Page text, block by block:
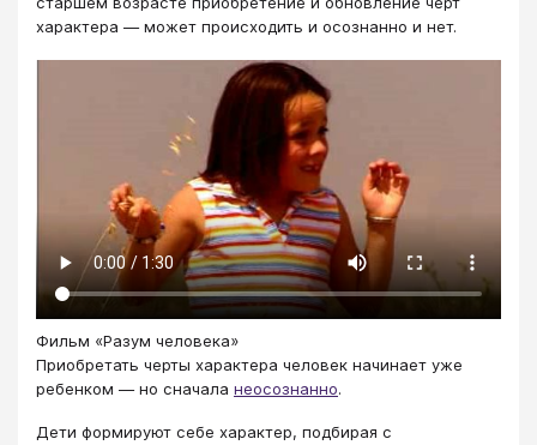
характера — может происходить и осознанно и нет.
Фильм «Разум человека»
Приобретать черты характера человек начинает уже
ребенком — но сначала неосознанно.
Дети формируют себе характер, подбирая с